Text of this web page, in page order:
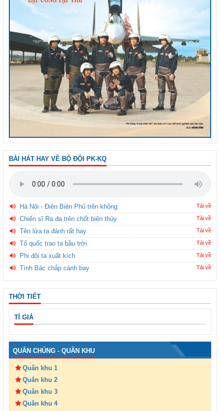
BÀI HÁT HAY VỀ BỘ ĐỘI PK-KQ
Hà Nội - Điện Biên Phủ trên không Tải về
Chiến sĩ Ra đa trên chốt biên thùy Tải về
Tên lửa ta đánh rất hay Tải về
Tổ quốc trao ta bầu trời Tải về
Phi đội ta xuất kích Tải về
Tình Bác chắp cánh bay Tải về
THỜI TIẾT
TỈ GIÁ
QUÂN CHỦNG - QUÂN KHU
Quân khu 1
Quân khu 2
Quân khu 3
Quân khu 4